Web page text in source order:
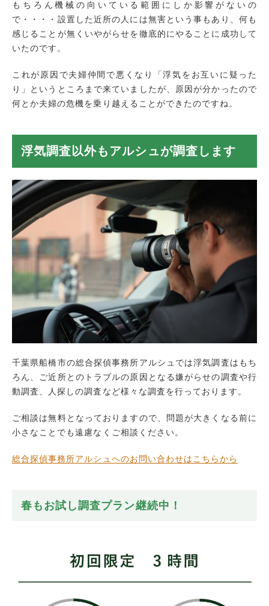
もちろん機械の向いている範囲にしか影響がないの
で・・・・設置した近所の人には無害という事もあり、何も
感じることが無くいやがらせを徹底的にやることに成功して
いたのです。
これが原因で夫婦仲間で悪くなり「浮気をお互いに疑った
り」というところまで来ていましたが、原因が分かったので
何とか夫婦の危機を乗り越えることができたのですね。
浮気調査以外もアルシュが調査します
千葉県船橋市の総合探偵事務所アルシュでは浮気調査はもち
ろん、ご近所とのトラブルの原因となる嫌がらせの調査や行
動調査、人探しの調査など様々な調査を行っております。
ご相談は無料となっておりますので、問題が大きくなる前に
小さなことでも遠慮なくご相談ください。
総合探偵事務所アルシュへのお問い合わせはこちらから
春もお試し調査プラン継続中！